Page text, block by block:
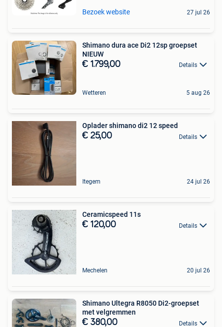
Bezoek website 27 jul 26
Shimano dura ace Di2 12sp groepset
NIEUW
€ 1.799,00 Details
Wetteren 5 aug 26
Oplader shimano di2 12 speed
€ 25,00 Details
Itegem 24 jul 26
Ceramicspeed 11s
€ 120,00 Details
Mechelen 20 jul 26
Shimano Ultegra R8050 Di2-groepset
met velgremmen
€ 380,00 Details